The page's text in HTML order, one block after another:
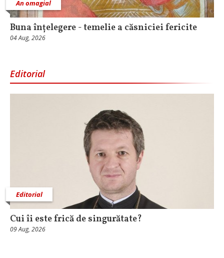
An omagial
Buna înțelegere - temelie a căsniciei fericite
04 Aug, 2026
Editorial
Editorial
Cui îi este frică de singurătate?
09 Aug, 2026